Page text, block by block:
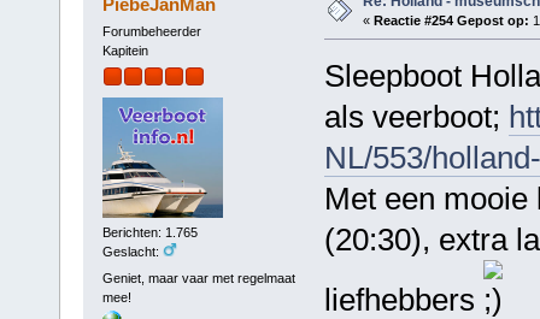
Forumbeheerder
Kapitein
Berichten: 1.765
Geslacht:
Geniet, maar vaar met regelmaat
mee!
« Reactie #254 Gepost op:
Sleepboot
als veerboot;
NL/553/
Met een mooie
(20:30), extra
liefhebbers